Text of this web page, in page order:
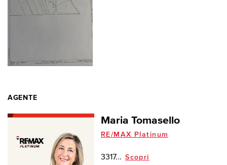
AGENTE
Maria Tomasello
RE/MAX Platinum
3317... Scopri